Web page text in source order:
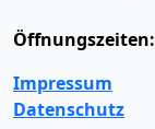
Öffnungszeiten:
Impressum
Datenschutz